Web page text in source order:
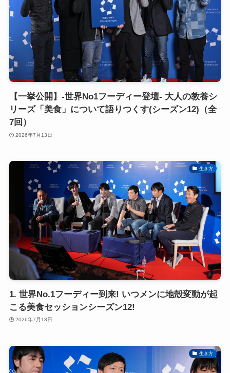
【一挙公開】-世界No1フーディー登壇- 大人の教養シ
リーズ「美食」について語りつくす(シーズン12)（全
7回）
2026年7月13日
生き方
1. 世界No.1フーディー到来! いつメンに地殻変動が起
こる美食セッションシーズン12!
2026年7月13日
生き方